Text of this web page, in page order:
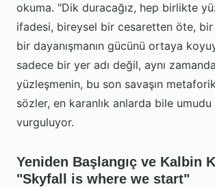
okuma. "Dik duracağız, hep birlikte
ifadesi, bireysel bir cesaretten öte,
bir dayanışmanın gücünü ortaya
sadece bir yer adı değil, aynı
yüzleşmenin, bu son savaşın
sözler, en karanlık anlarda bile
vurguluyor.
Yeniden Başlangıç ve Kalbin
"Skyfall is where we start"